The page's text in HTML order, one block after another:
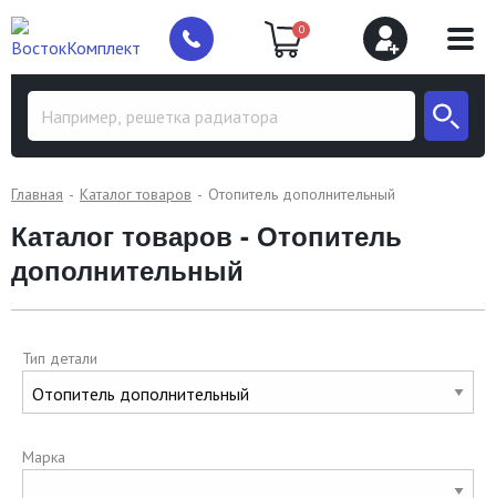
0
Главная Каталог товаров Отопитель дополнительный
Каталог товаров - Отопитель
дополнительный
Тип детали
Марка